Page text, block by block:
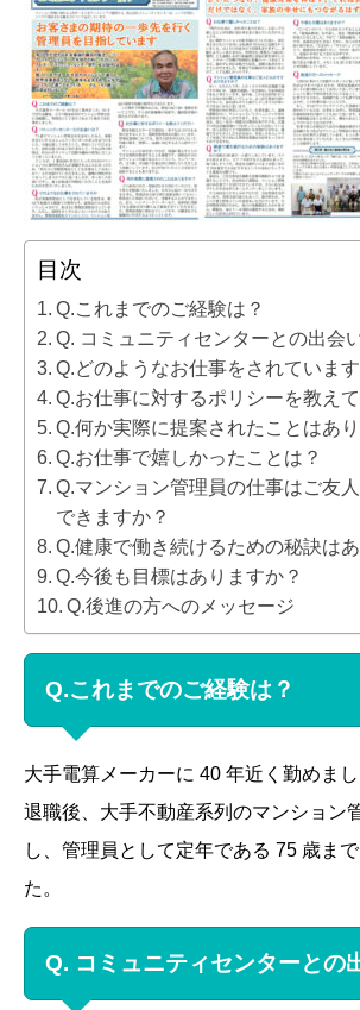
目次
Q.これまでのご経験は？
Q. コミュニティセンターとの出会
Q.どのようなお仕事をされていま
Q.お仕事に対するポリシーを教え
Q.何か実際に提案されたことはあ
Q.お仕事で嬉しかったことは？
Q.マンション管理員の仕事はご友
できますか？
Q.健康で働き続けるための秘訣は
Q.今後も目標はありますか？
Q.後進の方へのメッセージ
Q.これまでのご経験は？
大手電算メーカーに 40 年近く勤めまし
退職後、大手不動産系列のマンション
し、管理員として定年である 75 歳ま
た。
Q. コミュニティセンターとの